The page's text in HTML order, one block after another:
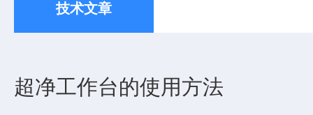
技术文章
超净工作台的使用方法